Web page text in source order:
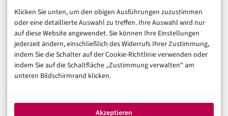
Klicken Sie unten, um den obigen Ausführungen zuzustimmen
oder eine detaillierte Auswahl zu treffen. Ihre Auswahl wird nur
auf diese Website angewendet. Sie können Ihre Einstellungen
jederzeit ändern, einschließlich des Widerrufs Ihrer Zustimmung,
indem Sie die Schalter auf der Cookie-Richtlinie verwenden oder
indem Sie auf die Schaltfläche „Zustimmung verwalten“ am
unteren Bildschirmrand klicken.
Akzeptieren
Magazin
Unsere Redaktion
Werbeformate & Media Kit
Rechtliches
Datenschutzerklärung (EU)